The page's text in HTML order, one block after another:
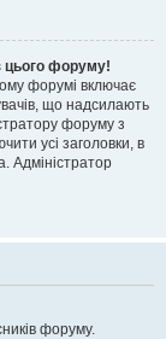
цього форуму!
форумі включає
що надсилають
форуму з
усі заголовки, в
Адміністратор
форуму.